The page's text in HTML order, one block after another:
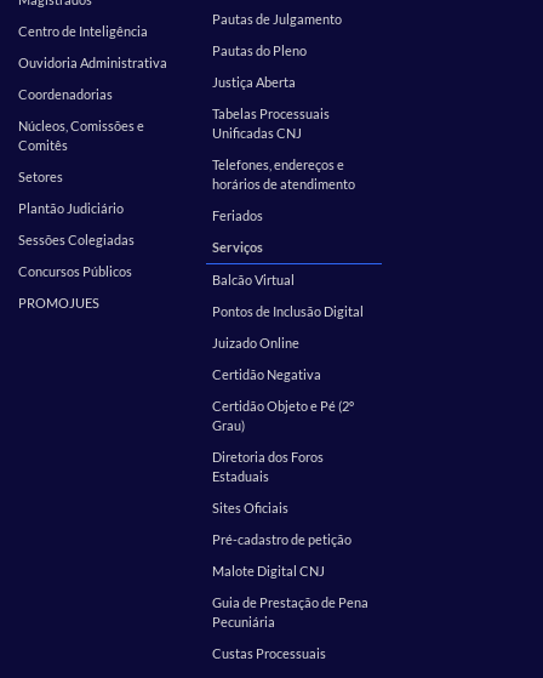
Centro de Inteligência
Ouvidoria Administrativa
Coordenadorias
Núcleos, Comissões e
Comitês
Setores
Plantão Judiciário
Sessões Colegiadas
Concursos Públicos
PROMOJUES
Pautas de Julgamento
Pautas do Pleno
Justiça Aberta
Tabelas Processuais
Unificadas CNJ
Telefones, endereços e
horários de atendimento
Feriados
Serviços
Balcão Virtual
Pontos de Inclusão Digital
Juizado Online
Certidão Negativa
Certidão Objeto e Pé (2º
Grau)
Diretoria dos Foros
Estaduais
Sites Oficiais
Pré-cadastro de petição
Malote Digital CNJ
Guia de Prestação de Pena
Pecuniária
Custas Processuais